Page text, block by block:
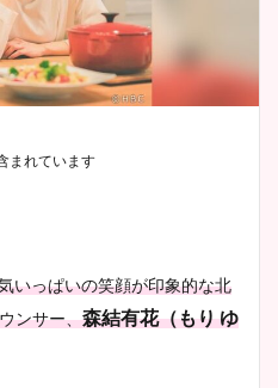
まれています
いっぱいの笑顔が印象的な北
ンサー、森結有花（もり ゆ